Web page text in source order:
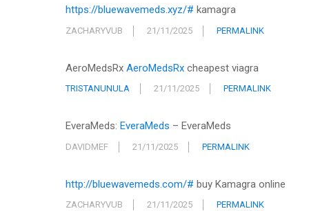
https://bluewavemeds.xyz/# kamagra
ZACHARYVUB 21/11/2025 PERMALINK
AeroMedsRx AeroMedsRx cheapest viagra
TRISTANUNULA 21/11/2025 PERMALINK
EveraMeds: EveraMeds – EveraMeds
DAVIDMEF 21/11/2025 PERMALINK
http://bluewavemeds.com/# buy Kamagra online
ZACHARYVUB 21/11/2025 PERMALINK